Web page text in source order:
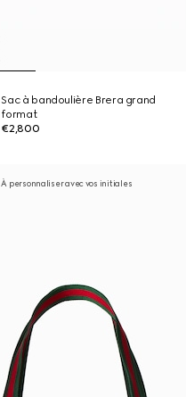
Sac à bandoulière Brera grand
format
€2,800
À personnaliser avec vos initiales